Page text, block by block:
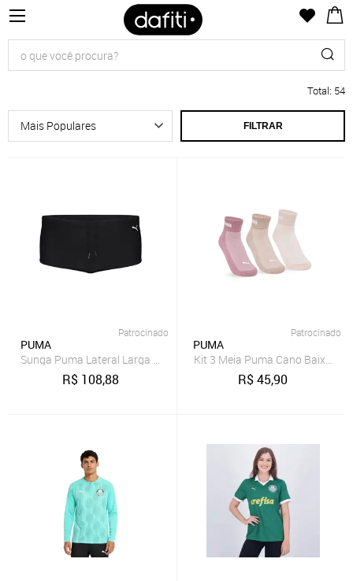
Total: 54
FILTRAR
Patrocinado
PUMA
Sunga Puma Lateral Larga 26015.003
R$ 108,88
Patrocinado
PUMA
Kit 3 Meia Puma Cano Baixo
R$45,90